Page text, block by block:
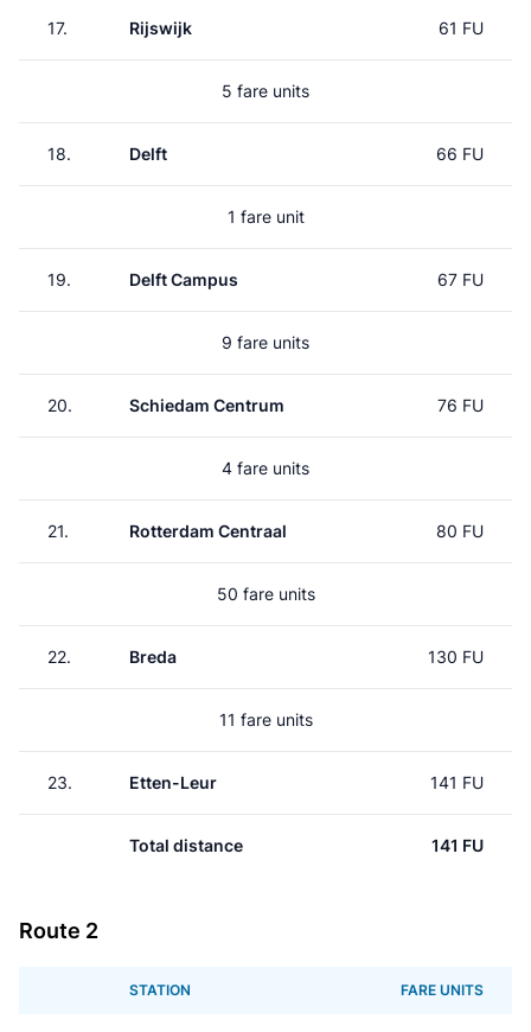
17. Rijswijk 61 FU
5 fare units
18. Delft 66 FU
1 fare unit
19. Delft Campus 67 FU
9 fare units
20. Schiedam Centrum 76 FU
4 fare units
21. Rotterdam Centraal 80 FU
50 fare units
22. Breda 130 FU
11 fare units
23. Etten-Leur 141 FU
Total distance 141 FU
Route 2
STATION FARE UNITS